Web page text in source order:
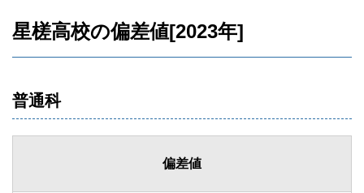
星槎高校の偏差値[2023年]
普通科
偏差値